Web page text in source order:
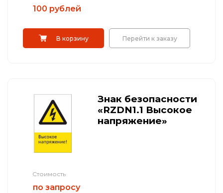
100 рублей
В корзину Перейти к заказу
Знак безопасности
«RZDN1.1 Высокое
напряжение»
Стоимость
по запросу